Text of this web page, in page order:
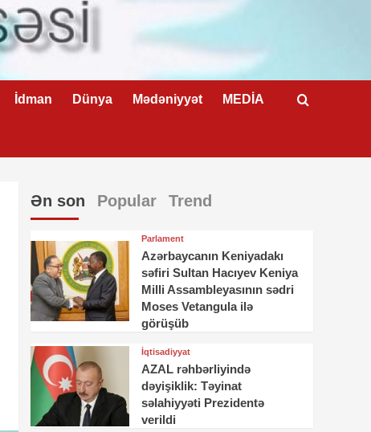
İdman Dünya Mədəniyyət MEDİA
Ən son Popular Trend
Parlament
Azərbaycanın Keniyadakı
səfiri Sultan Hacıyev Keniya
Milli Assambleyasının sədri
Moses Vetangula ilə
görüşüb
İqtisadiyyat
AZAL rəhbərliyində
dəyişiklik: Təyinat
səlahiyyəti Prezidentə
verildi